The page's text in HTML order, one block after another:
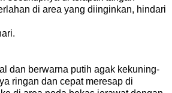
di area yang diinginkan, hindari
dan berwarna putih agak kekuning-
ringan dan cepat meresap di